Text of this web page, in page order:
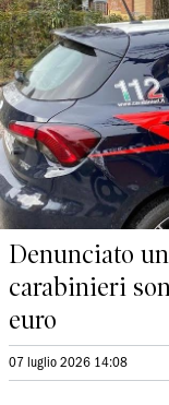
Denunciato
carabinieri
euro
07 luglio 2026 14:08